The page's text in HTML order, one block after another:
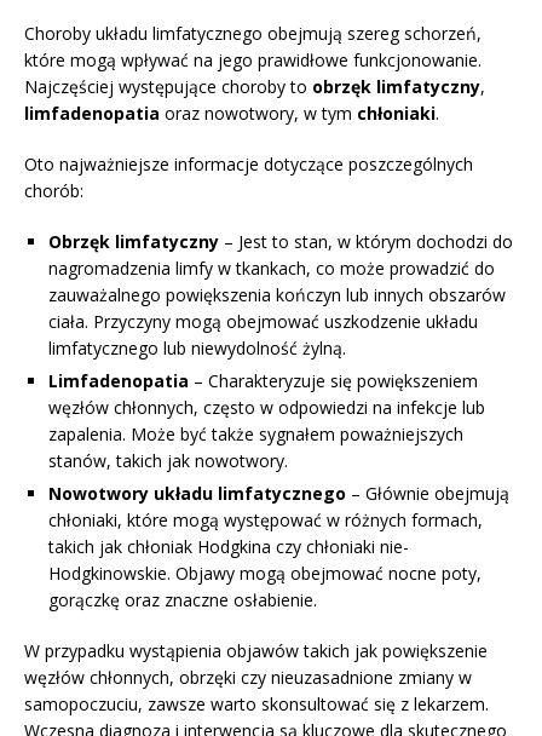
Choroby układu limfatycznego obejmują szereg schorzeń,
które mogą wpływać na jego prawidłowe funkcjonowanie.
Najczęściej występujące choroby to obrzęk limfatyczny,
limfadenopatia oraz nowotwory, w tym chłoniaki.
Oto najważniejsze informacje dotyczące poszczególnych
chorób:
Obrzęk limfatyczny – Jest to stan, w którym dochodzi do
nagromadzenia limfy w tkankach, co może prowadzić do
zauważalnego powiększenia kończyn lub innych obszarów
ciała. Przyczyny mogą obejmować uszkodzenie układu
limfatycznego lub niewydolność żylną.
Limfadenopatia – Charakteryzuje się powiększeniem
węzłów chłonnych, często w odpowiedzi na infekcje lub
zapalenia. Może być także sygnałem poważniejszych
stanów, takich jak nowotwory.
Nowotwory układu limfatycznego – Głównie obejmują
chłoniaki, które mogą występować w różnych formach,
takich jak chłoniak Hodgkina czy chłoniaki nie-
Hodgkinowskie. Objawy mogą obejmować nocne poty,
gorączkę oraz znaczne osłabienie.
W przypadku wystąpienia objawów takich jak powiększenie
węzłów chłonnych, obrzęki czy nieuzasadnione zmiany w
samopoczuciu, zawsze warto skonsultować się z lekarzem.
Wczesna diagnoza i interwencja są kluczowe dla skutecznego